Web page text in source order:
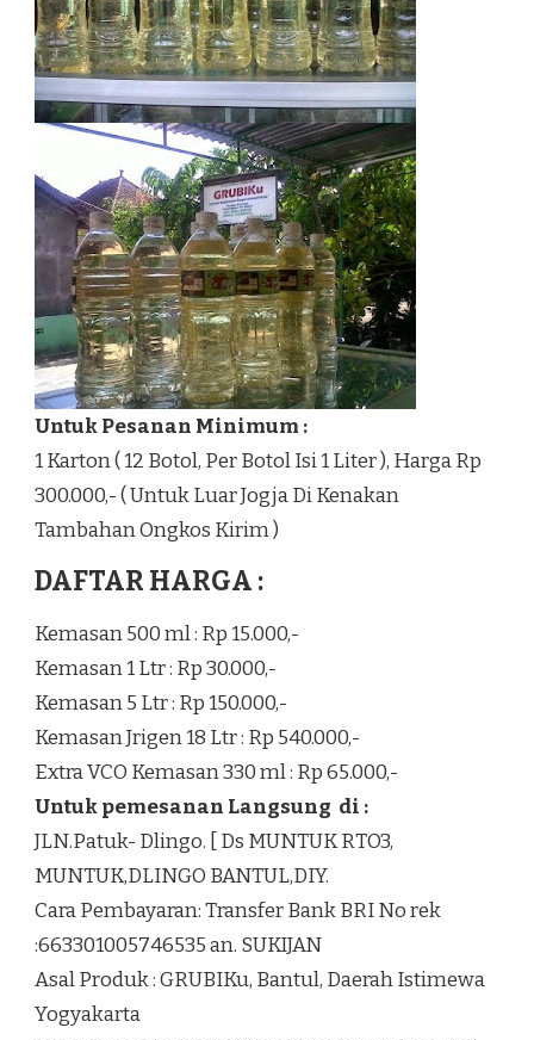
Untuk Pesanan Minimum :
1 Karton ( 12 Botol, Per Botol Isi 1 Liter ), Harga Rp
300.000,- ( Untuk Luar Jogja Di Kenakan
Tambahan Ongkos Kirim )
DAFTAR HARGA :
Kemasan 500 ml : Rp 15.000,-
Kemasan 1 Ltr : Rp 30.000,-
Kemasan 5 Ltr : Rp 150.000,-
Kemasan Jrigen 18 Ltr : Rp 540.000,-
Extra VCO Kemasan 330 ml : Rp 65.000,-
Untuk pemesanan Langsung di :
JLN.Patuk- Dlingo. [ Ds MUNTUK RTO3,
MUNTUK,DLINGO BANTUL,DIY.
Cara Pembayaran: Transfer Bank BRI No rek
:663301005746535 an. SUKIJAN
Asal Produk : GRUBIKu, Bantul, Daerah Istimewa
Yogyakarta